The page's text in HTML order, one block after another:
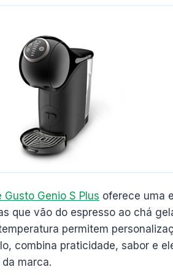
Gusto Genio S Plus oferece uma
que vão do espresso ao chá
permitem
combina praticidade, sabor e
marca.